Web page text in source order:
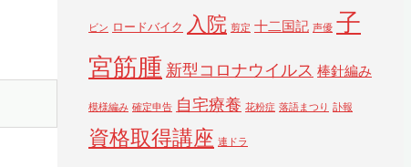
ビン ロードバイク 入院 剪定 十二国記 声優 子
宮筋腫 新型コロナウイルス 棒針編み
模様編み 確定申告 自宅療養 花粉症 落語まつり 訃報
資格取得講座 連ドラ